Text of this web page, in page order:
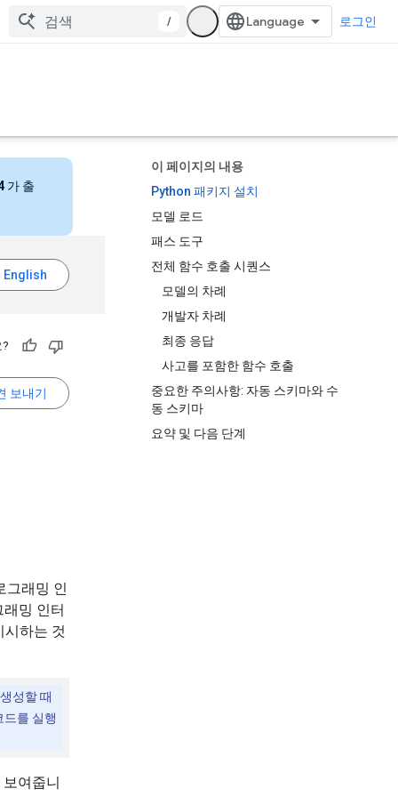
/ 로그인
이 페이지의 내용
Python 패키지 설치
모델 로드
패스 도구
전체 함수 호출 시퀀스
모델의 차례
개발자 차례
최종 응답
사고를 포함한 함수 호출
중요한 주의사항: 자동 스키마와 수
동 스키마
요약 및 다음 단계
가 출
보내기
그래밍 인
밍 인터
하는 것
성할 때
를 실행
여줍니